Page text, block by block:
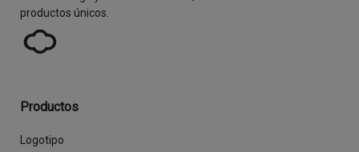
productos únicos.
Productos
Logotipo